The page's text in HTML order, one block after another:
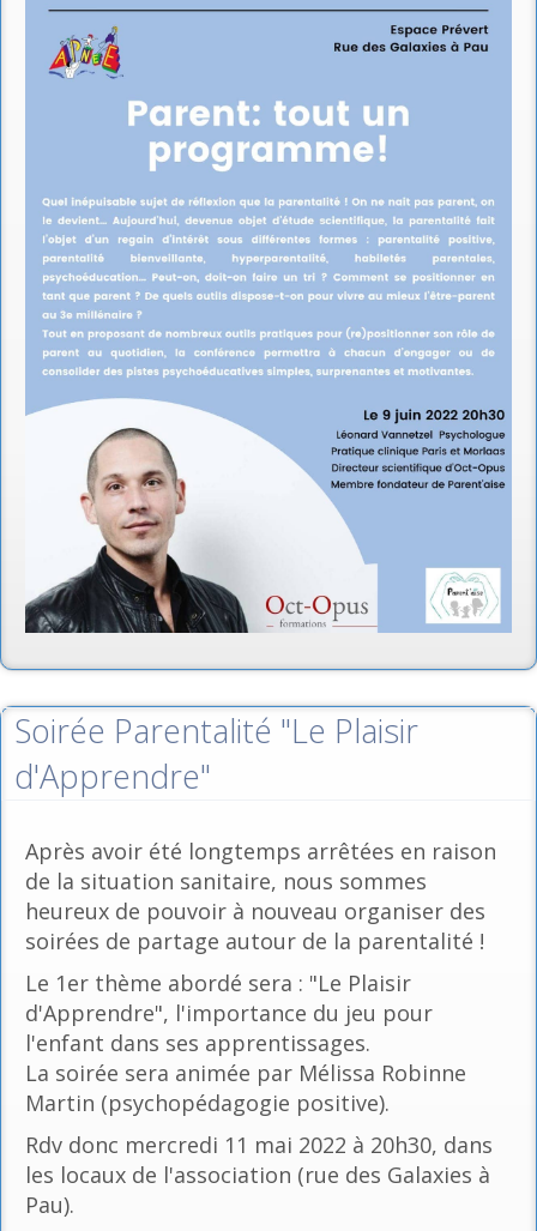
Soirée Parentalité "Le Plaisir
d'Apprendre"
Après avoir été longtemps arrêtées en raison
de la situation sanitaire, nous sommes
heureux de pouvoir à nouveau organiser des
soirées de partage autour de la parentalité !
Le 1er thème abordé sera : "Le Plaisir
d'Apprendre", l'importance du jeu pour
l'enfant dans ses apprentissages.
La soirée sera animée par Mélissa Robinne
Martin (psychopédagogie positive).
Rdv donc mercredi 11 mai 2022 à 20h30, dans
les locaux de l'association (rue des Galaxies à
Pau).